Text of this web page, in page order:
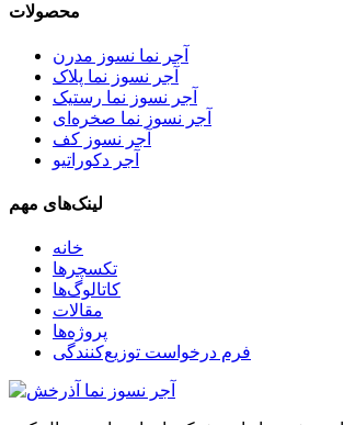
محصولات
آجر نما نسوز مدرن
آجر نسوز نما پلاک
آجر نسوز نما رستیک
آجر نسوز نما صخره‌ای
آجر نسوز کف
آجر دکوراتیو
لینک‌های مهم
خانه
تکسچرها
کاتالوگ‌ها
مقالات
پروژه‌ها
فرم درخواست توزیع‌کنندگی